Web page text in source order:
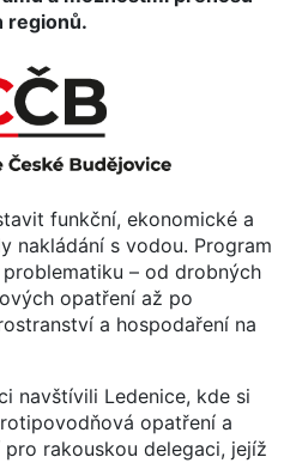
regionů.
funkční, ekonomické a
nakládání s vodou. Program
– od drobných
opatření až po
a hospodaření na
navštívili Ledenice, kde si
opatření a
rakouskou delegaci, jejíž